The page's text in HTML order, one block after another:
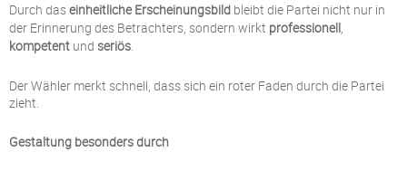
Durch daseinheitliche Erscheinungsbild bleibt die Partei nicht nur in
der Erinnerung des Betrachters, sondern wirkt professionell
kompetent und seriös
Der Wähler merkt schnell, dass sich ein roter Faden durch die Partei
zieht.
Gestaltung besonders durch